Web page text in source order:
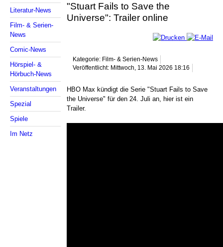
Literatur-News
Film- & Serien-
News
Comic-News
Hörspiel- &
Hörbuch-News
Veranstaltungen
Spezial
Spiele
Im Netz
"Stuart Fails to Save the
Universe": Trailer online
Kategorie: Film- & Serien-News
Veröffentlicht: Mittwoch, 13. Mai 2026 18:16
HBO Max kündigt die Serie "Stuart Fails to Save
the Universe" für den 24. Juli an, hier ist ein
Trailer.